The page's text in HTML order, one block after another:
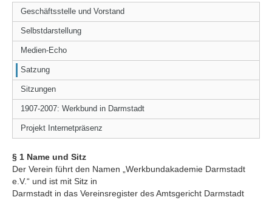
Geschäftsstelle und Vorstand
Selbstdarstellung
Medien-Echo
Satzung
Sitzungen
1907-2007: Werkbund in Darmstadt
Projekt Internetpräsenz
§ 1 Name und Sitz
Der Verein führt den Namen „Werkbundakademie Darmstadt
e.V.“ und ist mit Sitz in
Darmstadt in das Vereinsregister des Amtsgericht Darmstadt